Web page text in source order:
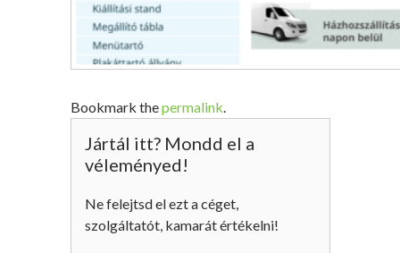
Bookmark thepermalink
Jártál itt? Mondd el a
véleményed!
Ne felejtsd el ezt a céget,
szolgáltatót, kamarát értékelni!